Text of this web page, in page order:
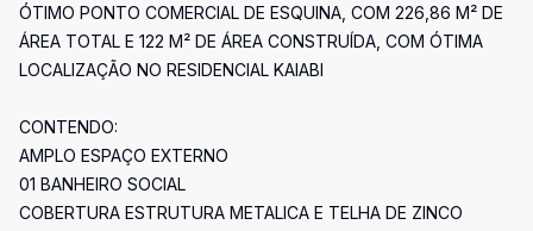
ÓTIMO PONTO COMERCIAL DE ESQUINA, COM 226,86 M² DE
ÁREA TOTAL E 122 M² DE ÁREA CONSTRUÍDA, COM ÓTIMA
LOCALIZAÇÃO NO RESIDENCIAL KAIABI
CONTENDO:
AMPLO ESPAÇO EXTERNO
01 BANHEIRO SOCIAL
COBERTURA ESTRUTURA METALICA E TELHA DE ZINCO